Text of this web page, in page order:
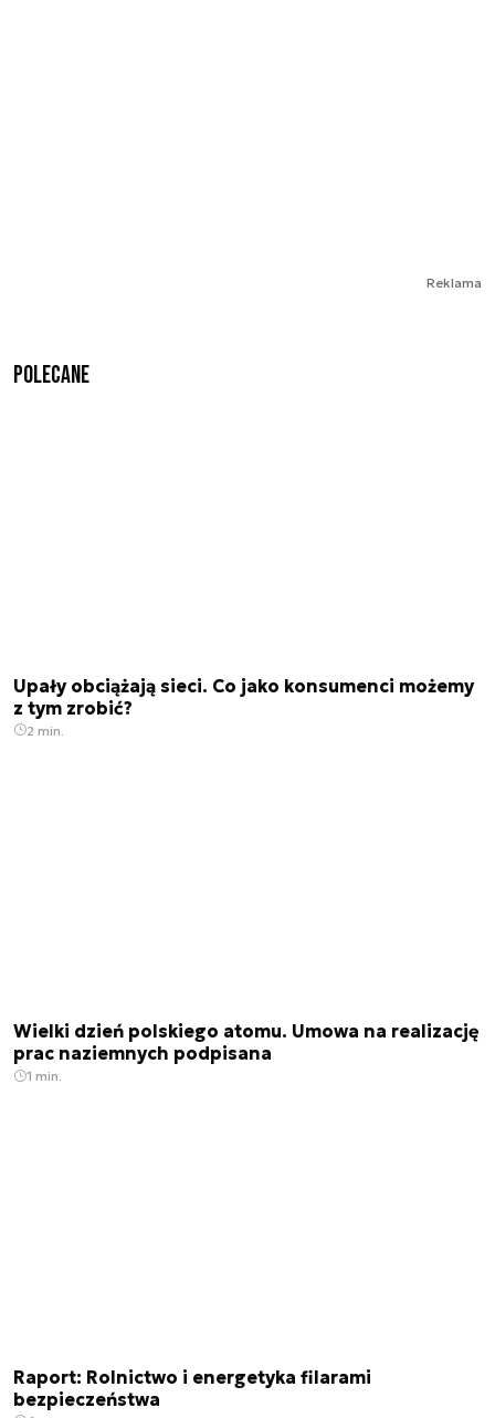
Reklama
Polecane
Upały obciążają sieci. Co jako konsumenci możemy
z tym zrobić?
2 min.
Wielki dzień polskiego atomu. Umowa na realizację
prac naziemnych podpisana
1 min.
Raport: Rolnictwo i energetyka filarami
bezpieczeństwa